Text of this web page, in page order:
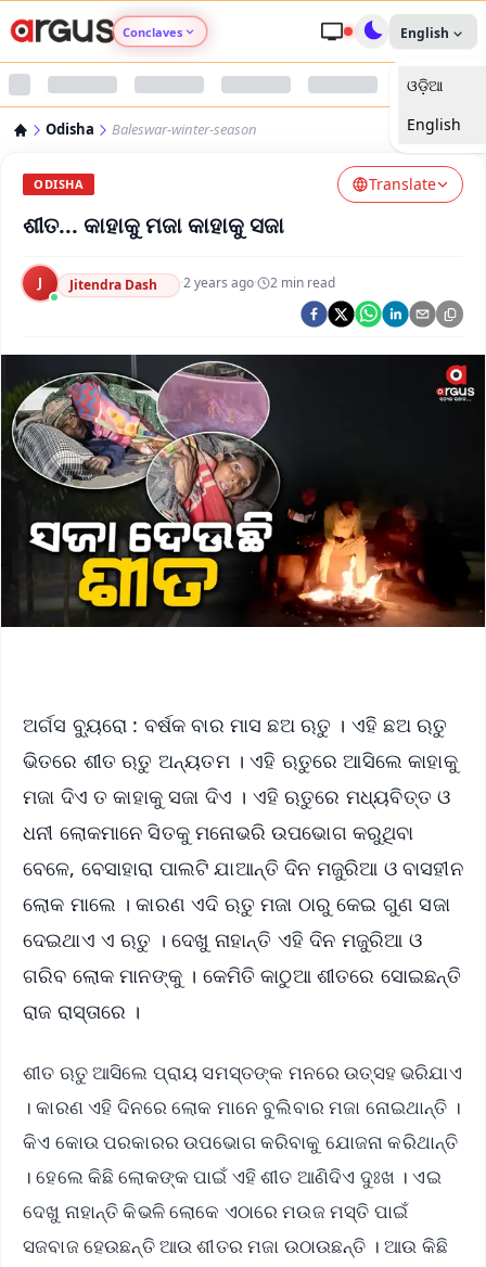
Conclaves
Argus Swaad Odisha
Argus Chalo Dekhein Apna Desh
English
ଓଡ଼ିଆ
English
Odisha Baleswar-winter-season
ODISHA Translate
ଶୀତ... କାହାକୁ ମଜା କାହାକୁ ସଜା
J Jitendra Dash ·2 years ago· 2 min read
ଅର୍ଗସ ବ୍ୟୁରୋ : ବର୍ଷକ ବାର ମାସ ଛଅ ଋତୁ । ଏହି ଛଅ ଋତୁ
ଭିତରେ ଶୀତ ଋତୁ ଅନ୍ୟତମ । ଏହି ଋତୁରେ ଆସିଲେ କାହାକୁ
ମଜା ଦିଏ ତ କାହାକୁ ସଜା ଦିଏ । ଏହି ଋତୁରେ ମଧ୍ୟବିତ୍ତ ଓ
ଧନୀ ଲୋକମାନେ ସିତକୁ ମନୋଭରି ଉପଭୋଗ କରୁଥିବା
ବେଳେ, ବେସାହାରା ପାଲଟି ଯାଆନ୍ତି ଦିନ ମଜୁରିଆ ଓ ବାସହୀନ
ଲୋକ ମାଲେ । କାରଣ ଏଦି ଋତୁ ମଜା ଠାରୁ କେଇ ଗୁଣ ସଜା
ଦେଇଥାଏ ଏ ଋତୁ । ଦେଖୁ ନାହାନ୍ତି ଏହି ଦିନ ମଜୁରିଆ ଓ
ଗରିବ ଲୋକ ମାନଙ୍କୁ । କେମିତି କାଠୁଆ ଶୀତରେ ସୋଇଛନ୍ତି
ରାଜ ରାସ୍ତାରେ ।
ଶୀତ ଋତୁ ଆସିଲେ ପ୍ରାୟ ସମସ୍ତଙ୍କ ମନରେ ଉତ୍ସହ ଭରିଯାଏ
। କାରଣ ଏହି ଦିନରେ ଲୋକ ମାନେ ବୁଲିବାର ମଜା ନୋଇଥାନ୍ତି ।
କିଏ କୋଉ ପରକାରର ଉପଭୋଗ କରିବାକୁ ଯୋଜନା କରିଥାନ୍ତି
। ହେଲେ କିଛି ଲୋକଙ୍କ ପାଇଁ ଏହି ଶୀତ ଆଣିଦିଏ ଦୁଃଖ । ଏଇ
ଦେଖୁ ନାହାନ୍ତି କିଭଳି ଲୋକେ ଏଠାରେ ମଉଜ ମସ୍ତି ପାଇଁ
ସଜବାଜ ହେଉଛନ୍ତି ଆଉ ଶୀତର ମଜା ଉଠାଉଛନ୍ତି । ଆଉ କିଛି